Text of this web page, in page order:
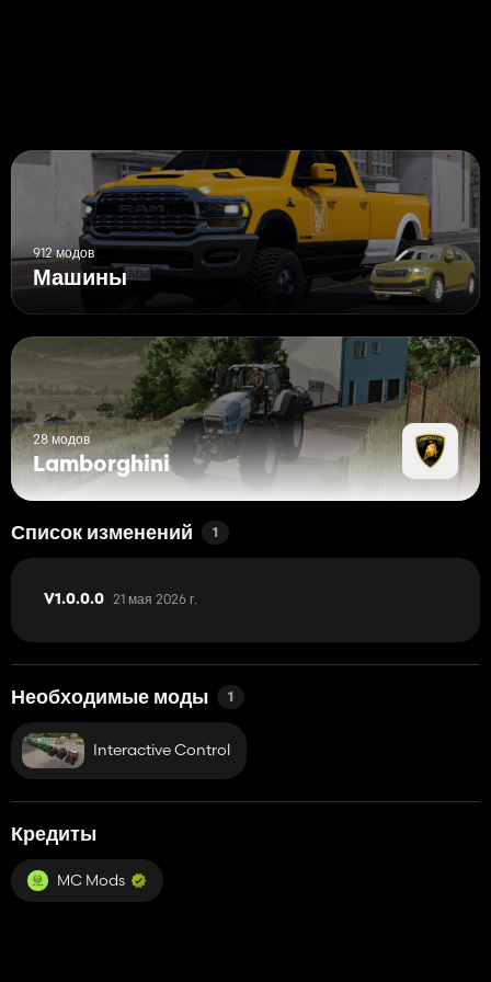
912 модов
Машины
28 модов
Lamborghini
Список изменений 1
V1.0.0.0 21 мая 2026 г.
Необходимые моды 1
Interactive Control
Кредиты
MC Mods